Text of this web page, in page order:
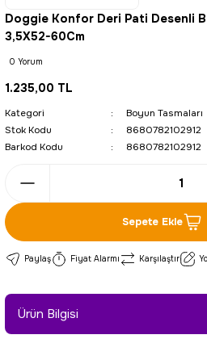
Doggie Konfor Deri Pati Desenli
3,5X52-60Cm
0 Yorum
1.235,00 TL
Kategori
Boyun Tasmaları
Stok Kodu
8680782102912
Barkod Kodu
8680782102912
Sepete Ekle
Paylaş Fiyat Alarmı Karşılaştır
Ürün Bilgisi